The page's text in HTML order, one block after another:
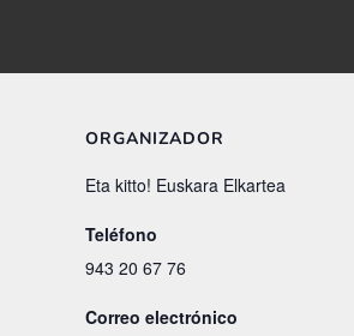
ORGANIZADOR
Eta kitto! Euskara Elkartea
Teléfono
943 20 67 76
Correo electrónico